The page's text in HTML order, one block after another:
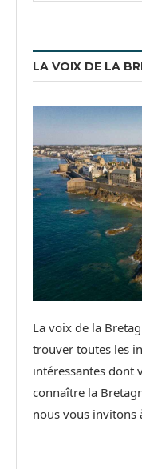
LA VOIX DE LA
La voix de la
trouver toutes les
intéressantes dont
connaître la
nous vous invitons